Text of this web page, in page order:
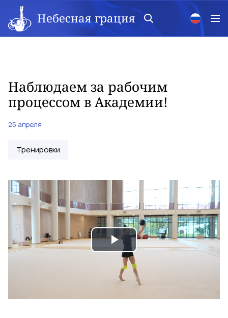
Небесная грация
Наблюдаем за рабочим
процессом в Академии!
25 апреля
Тренировки
Play
Video